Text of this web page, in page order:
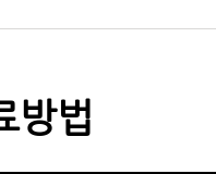
통증 환자는 일
침에 통증이 극
방법